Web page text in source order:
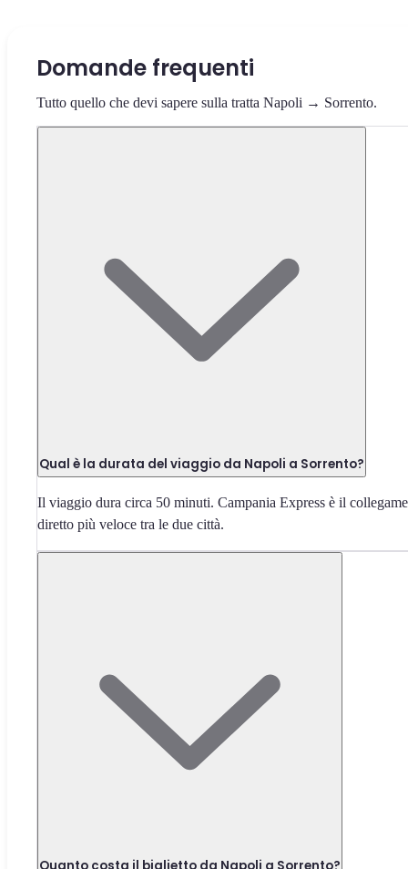
Domande frequenti
Tutto quello che devi sapere sulla tratta Napoli → Sorrento.
Qual è la durata del viaggio da Napoli a Sorrento?
Il viaggio dura circa 50 minuti. Campania Express è il
diretto più veloce tra le due città.